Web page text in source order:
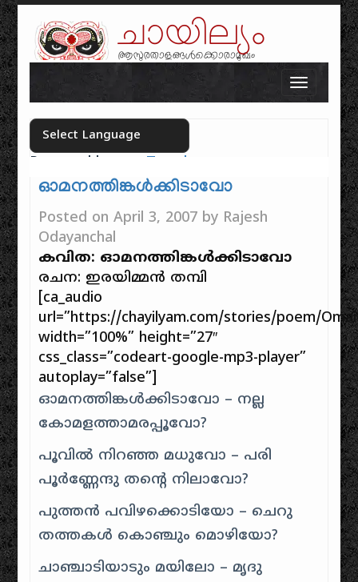
ചായില്യം
ആസുരതാളങ്ങൾക്കൊരാമുഖം
Skip to content
Toggle
Powered by Translate
ഓമനത്തിങ്കൾക്കിടാവോ
Posted onApril 3, 2007 by Rajesh
Odayanchal
കവിത: ഓമനത്തിങ്കൾക്കിടാവോ
രചന: ഇരയിമ്മൻ തമ്പി
[ca_audio
url=”https://chayilyam.com/stories/poem/
width=”100%” height=”27″
css_class=”codeart-google-mp3-player”
autoplay=”false”]
ഓമനത്തിങ്കൾക്കിടാവോ – നല്ല
കോമളത്താമരപ്പൂവോ?
പൂവിൽ നിറഞ്ഞ മധുവോ – പരി
പൂർണ്ണേന്ദു തന്റെ നിലാവോ?
പുത്തൻ പവിഴക്കൊടിയോ – ചെറു
തത്തകൾ കൊഞ്ചും മൊഴിയോ?
ചാഞ്ചാടിയാടും മയിലോ – മൃദു